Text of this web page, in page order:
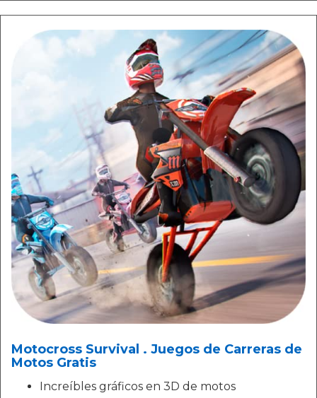
Motocross Survival . Juegos de Carreras de
Motos Gratis
Increíbles gráficos en 3D de motos